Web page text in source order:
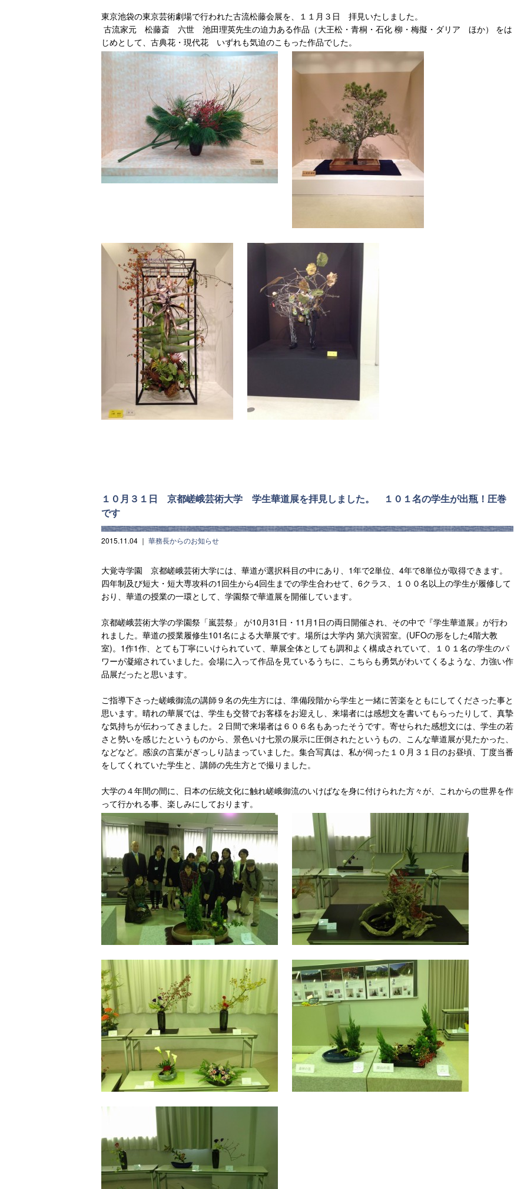
東京池袋の東京芸術劇場で行われた古流松藤会展を、１１月３日 拝見いたしました。
古流家元 松藤斎 六世 池田理英先生の迫力ある作品（大王松・青桐・石化 柳・梅擬・ダリア ほか） をは
じめとして、古典花・現代花 いずれも気迫のこもった作品でした。
１０月３１日 京都嵯峨芸術大学 学生華道展を拝見しました。 １０１名の学生が出瓶！圧巻
です
2015.11.04 ｜ 華務長からのお知らせ
大覚寺学園 京都嵯峨芸術大学には、華道が選択科目の中にあり、1年で2単位、4年で8単位が取得できます。
四年制及び短大・短大専攻科の1回生から4回生までの学生合わせて、6クラス、１００名以上の学生が履修して
おり、華道の授業の一環として、学園祭で華道展を開催しています。
京都嵯峨芸術大学の学園祭「嵐芸祭」 が10月31日・11月1日の両日開催され、その中で『学生華道展』が行わ
れました。華道の授業履修生101名による大華展です。場所は大学内 第六演習室。(UFOの形をした4階大教
室)。1作1作、とても丁寧にいけられていて、華展全体としても調和よく構成されていて、１０１名の学生のパ
ワーが凝縮されていました。会場に入って作品を見ているうちに、こちらも勇気がわいてくるような、力強い作
品展だったと思います。
ご指導下さった嵯峨御流の講師９名の先生方には、準備段階から学生と一緒に苦楽をともにしてくださった事と
思います。晴れの華展では、学生も交替でお客様をお迎えし、来場者には感想文を書いてもらったりして、真摯
な気持ちが伝わってきました。２日間で来場者は６０６名もあったそうです。寄せられた感想文には、学生の若
さと勢いを感じたというものから、景色いけ七景の展示に圧倒されたというもの、こんな華道展が見たかった、
などなど。感涙の言葉がぎっしり詰まっていました。集合写真は、私が伺った１０月３１日のお昼頃、丁度当番
をしてくれていた学生と、講師の先生方とで撮りました。
大学の４年間の間に、日本の伝統文化に触れ嵯峨御流のいけばなを身に付けられた方々が、これからの世界を作
って行かれる事、楽しみにしております。